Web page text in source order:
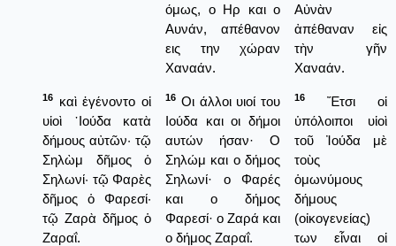
όμως, ο Ηρ και ο
Αυνάν, απέθανον
εις την χώραν
Χαναάν.
Αὐνὰν
ἀπέθαναν εἰς
τὴν γῆν
Χαναάν.
16
καὶ ἐγένοντο οἱ
υἱοὶ ᾿Ιούδα κατὰ
δήμους αὐτῶν· τῷ
Σηλὼμ δῆμος ὁ
Σηλωνί· τῷ Φαρὲς
δῆμος ὁ Φαρεσί·
τῷ Ζαρὰ δῆμος ὁ
Ζαραΐ.
16 Οι άλλοι υιοί του
Ιούδα και οι δήμοι
αυτών ήσαν· Ο
Σηλώμ και ο δήμος
Σηλωνί· ο Φαρές
και ο δήμος
Φαρεσί· ο Ζαρά και
ο δήμος Ζαραΐ.
16
Ἔτσι οἱ
ὑπόλοιποι υἱοὶ
τοῦ Ἰούδα μὲ
τοὺς
ὁμωνύμους
δήμους
(οἰκογενείας)
των εἶναι οἱ